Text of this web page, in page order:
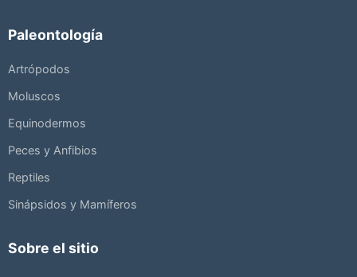
Paleontología
Artrópodos
Moluscos
Equinodermos
Peces y Anfibios
Reptiles
Sinápsidos y Mamíferos
Sobre el sitio